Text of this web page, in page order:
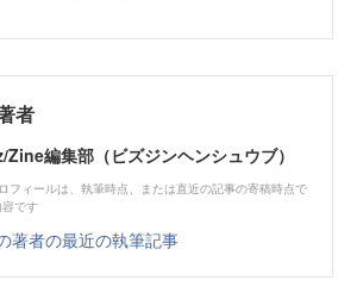
者
Zine編集部（ビズジンヘンシュウブ）
フィールは、執筆時点、または直近の記事の寄稿時点で
です
著者の最近の執筆記事